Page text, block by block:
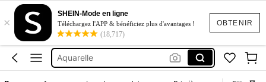
OBTENIR
×
SHEIN-Mode en ligne
Téléchargez l'APP & bénéficiez plus d'avantages !
(18,717)
Nettoyeur Pinceau Peinture
Gobelet Peinture
Pinceau Peinture
Aquarelle